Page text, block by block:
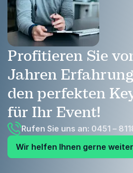
Profitieren Sie
Jahren
den perfekten
für Ihr Event!
Rufen Sie uns an: 0451 –
Wir helfen Ihnen gerne weiter